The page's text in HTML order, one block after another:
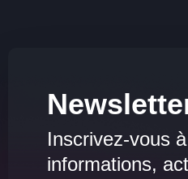
Inscrivez-vous
informations,